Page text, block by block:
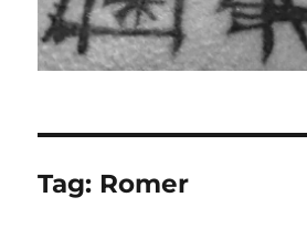
Tag: Romer